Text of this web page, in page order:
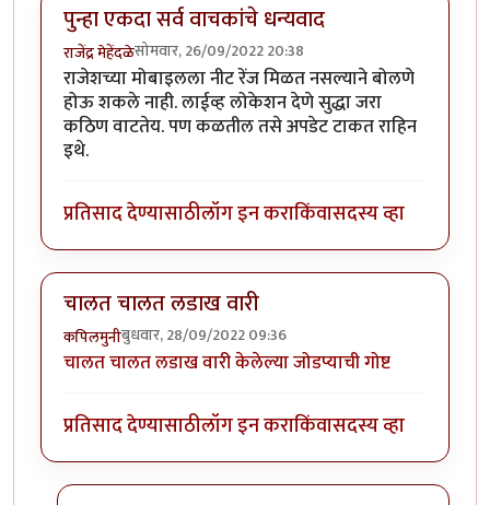
पुन्हा एकदा सर्व वाचकांचे धन्यवाद
राजेंद्र मेहेंदळेसोमवार, 26/09/2022 20:38
राजेशच्या मोबाइलला नीट रेंज मिळत नसल्याने बोलणे
होऊ शकले नाही. लाईव्ह लोकेशन देणे सुद्धा जरा
कठिण वाटतेय. पण कळतील तसे अपडेट टाकत राहिन
इथे.
प्रतिसाद देण्यासाठीलॉग इन कराकिंवासदस्य व्हा
चालत चालत लडाख वारी
कपिलमुनीबुधवार, 28/09/2022 09:36
चालत चालत लडाख वारी केलेल्या जोडप्याची गोष्ट
प्रतिसाद देण्यासाठीलॉग इन कराकिंवासदस्य व्हा